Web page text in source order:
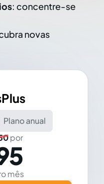
: concentre-se
novas
Plano anual
por
mês